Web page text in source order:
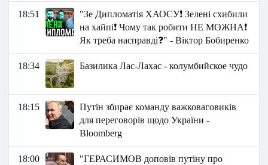
18:51
"Зе Дипломатія ХАОСУ❗ Зелені схибили
на хайпі❗ Чому так робити НЕ МОЖНА❗
Як треба насправді❓" - Віктор Бобиренко
18:34 Базилика Лас-Лахас - колумбийское чудо
18:15
Путін збирає команду важковаговиків
для переговорів щодо України -
Bloomberg
18:00
"ГЕРАСИМОВ доповів путіну про